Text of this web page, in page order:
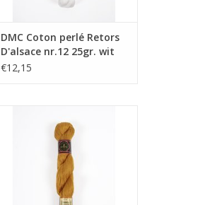
DMC Coton perlé Retors
D'alsace nr.12 25gr. wit
€12,15
nr.12 25gr. 783
TOEVOEGEN AAN WINKELWAGEN